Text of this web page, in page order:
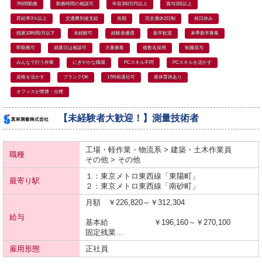
7時間勤務 勤務時間の相談可 年収300万円以上 賞与2回以上
昇給率3％以上 交通費別途支給 長期 完全週休2日制 祝日休み
残業10時間/月以下 未経験可 経験者優遇 新卒歓迎 来季新卒募集
即勤務可 就業日は相談可 大量募集 複数名採用 制服貸与
みんなで行う作業 にぎやかな職場 PCスキル不問 PCスキルを活かす
資格を活かす ブランクOK 17時前退社可 産休育休あり
オフィスが禁煙・分煙
【未経験者大歓迎！】測量技術者
職種
工場・軽作業・物流系 > 建築・土木作業員
その他 > その他
最寄り駅
１：東京メトロ東西線 「東陽町」
２：東京メトロ東西線 「南砂町」
給与
月額 ￥226,820～￥312,304
基本給 ￥196,160～￥270,100
固定残業…
雇用形態
正社員